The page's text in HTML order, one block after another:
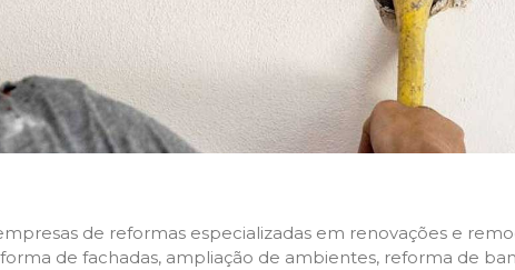
de reformas especializadas em renovações e
de fachadas, ampliação de ambientes, reforma de